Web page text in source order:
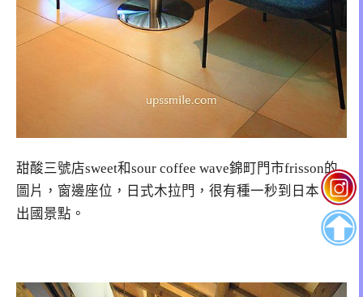
甜酸三號店sweet和sour coffee wave錦町門市frisson的
圖片，窗邊座位，日式木拉門，很有種一秒到日本，偽
出國景點。